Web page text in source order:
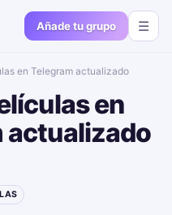
Añade tu grupo ☰
en Telegram actualizado📱🔥
en
actualizado